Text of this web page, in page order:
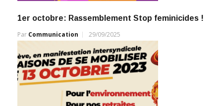
1er octobre: Rassemblement Stop feminicides !
Par Communication 29/09/2025